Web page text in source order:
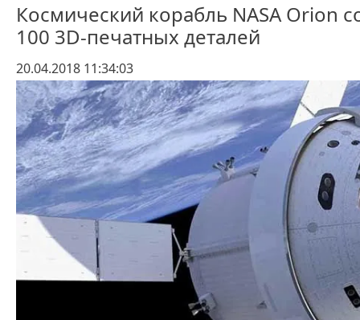
Космический корабль NASA Orion
100 3D-печатных деталей
20.04.2018 11:34:03